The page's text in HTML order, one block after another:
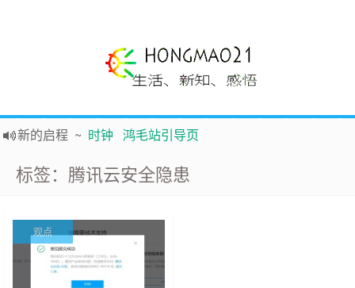
新的启程 ~ 时钟 鸿毛站引导页
践行自由、开放、互助分享的互联网精神
标签：腾讯云安全隐患
观点